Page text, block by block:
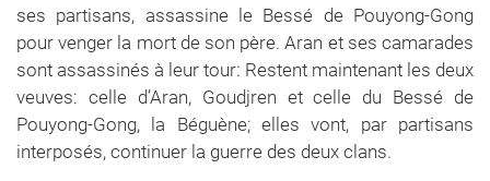
ses partisans, assassine le Bessé de Pouyong-Gong
pour venger la mort de son père. Aran et ses camarades
sont assassinés à leur tour: Restent maintenant les deux
veuves: celle d’Aran, Goudjren et celle du Bessé de
Pouyong-Gong, la Béguène; elles vont, par partisans
interposés, continuer la guerre des deux clans.